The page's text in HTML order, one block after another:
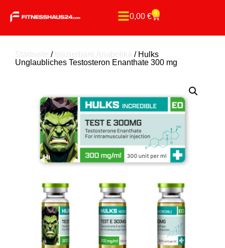
0,00 € 0
/
/ Hulks
Unglaubliches Testosteron Enanthate 300 mg